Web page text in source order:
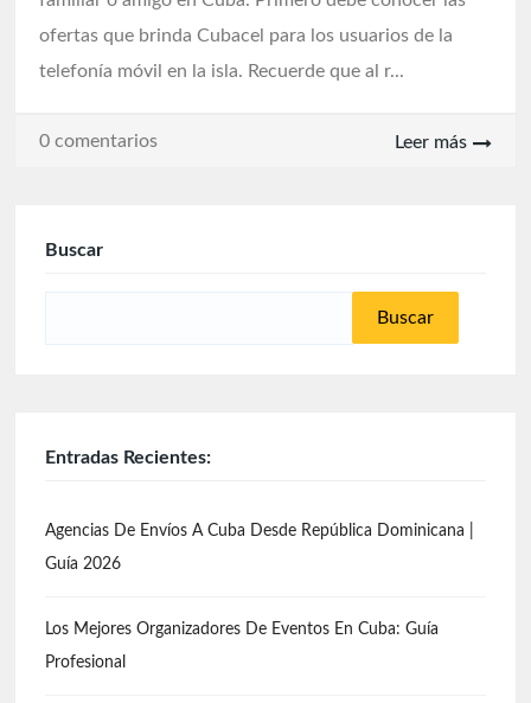
ofertas que brinda Cubacel para los usuarios de la
telefonía móvil en la isla. Recuerde que al r...
0 comentarios Leer más
Buscar
Entradas Recientes:
Agencias De Envíos A Cuba Desde República Dominicana |
Guía 2026
Los Mejores Organizadores De Eventos En Cuba: Guía
Profesional